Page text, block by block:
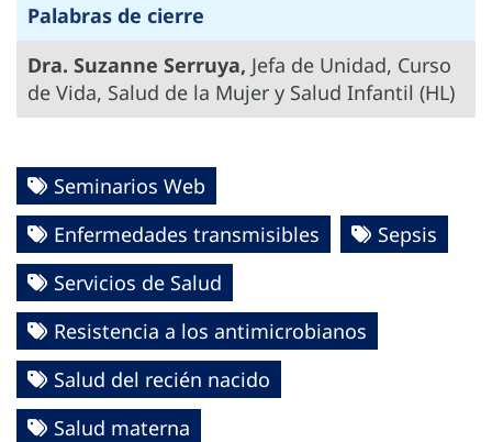
Palabras de cierre
Dra. Suzanne Serruya, Jefa de Unidad, Curso
de Vida, Salud de la Mujer y Salud Infantil (HL)
Seminarios Web
Enfermedades transmisibles
Sepsis
Servicios de Salud
Resistencia a los antimicrobianos
Salud del recién nacido
Salud materna